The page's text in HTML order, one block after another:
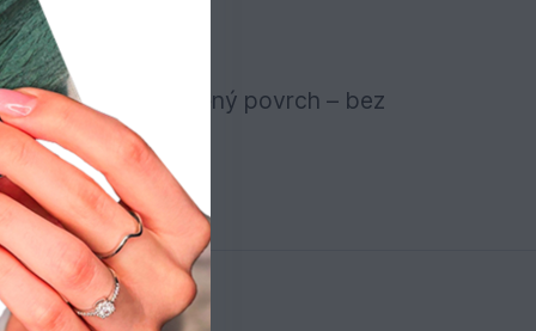
nábytek
nátěr na očištěný povrch – bez